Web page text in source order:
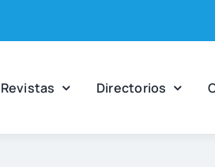
Revis­tas Direc­to­rios